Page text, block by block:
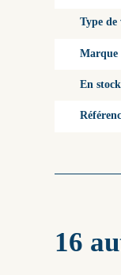
Type de
Marque
En stock
16